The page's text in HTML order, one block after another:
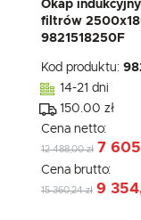
Okap
filtrów
9821518250F
Kod produktu:
14-21 dni
150.00 zł
Cena netto:
12 488,00 zł 7
Cena brutto:
15 360,24 zł 9